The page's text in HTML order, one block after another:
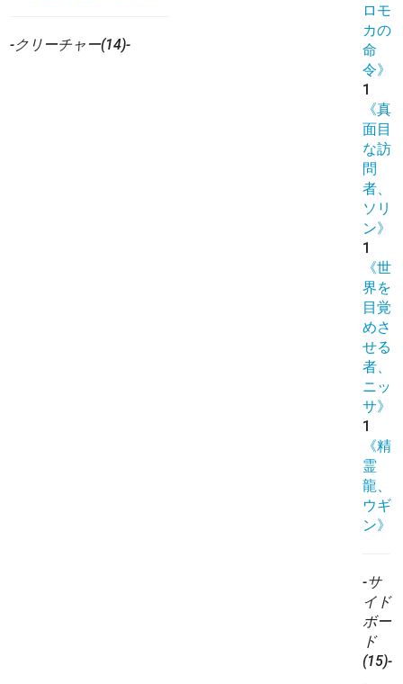
-クリーチャー(14)-
ロモ
カの
命
令》
1
《真
面目
な訪
問
者、
ソリ
ン》
1
《世
界を
目覚
めさ
せる
者、
ニッ
サ》
1
《精
霊
龍、
ウギ
ン》
-サ
イド
ボー
ド
(15)-